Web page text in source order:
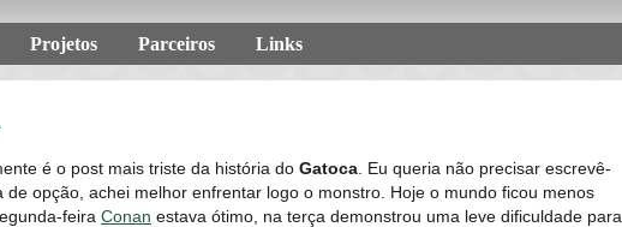
Projetos Parceiros Links
é o post mais triste da história do Gatoca . Eu queria não precisar escrevê-
de opção, achei melhor enfrentar logo o monstro. Hoje o mundo ficou menos
feira Conan estava ótimo, na terça demonstrou uma leve dificuldade para